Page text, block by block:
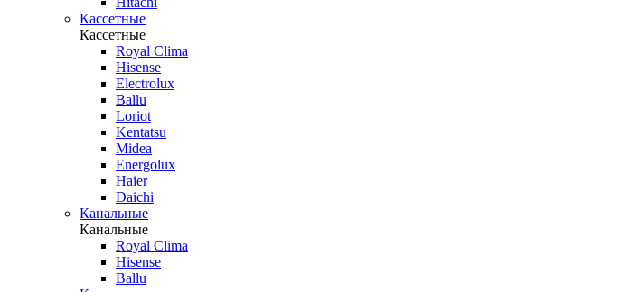
Кассетные
Кассетные
Royal Clima
Hisense
Electrolux
Ballu
Loriot
Kentatsu
Midea
Energolux
Haier
Daichi
Канальные
Канальные
Royal Clima
Hisense
Ballu